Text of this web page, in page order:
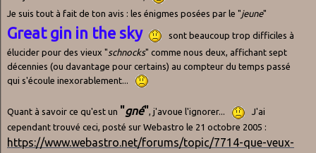
Je suis tout à fait de ton avis : les énigmes posées par le "jeune"
Great gin in the sky
sont beaucoup trop difficiles à
élucider pour des vieux "schnocks" comme nous deux, affichant sept
décennies (ou davantage pour certains) au compteur du temps passé
qui s'écoule inexorablement...
Quant à savoir ce qu'est un "gné", j'avoue l'ignorer...
J'ai
cependant trouvé ceci, posté sur Webastro le 21 octobre 2005 :
https://www.webastro.net/forums/topic/7714-que-veux-